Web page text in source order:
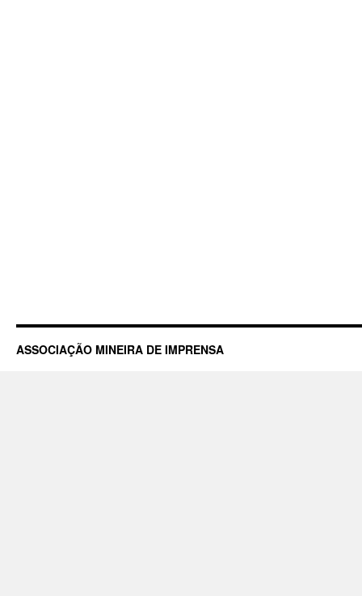
ASSOCIAÇÃO MINEIRA DE IMPRENSA